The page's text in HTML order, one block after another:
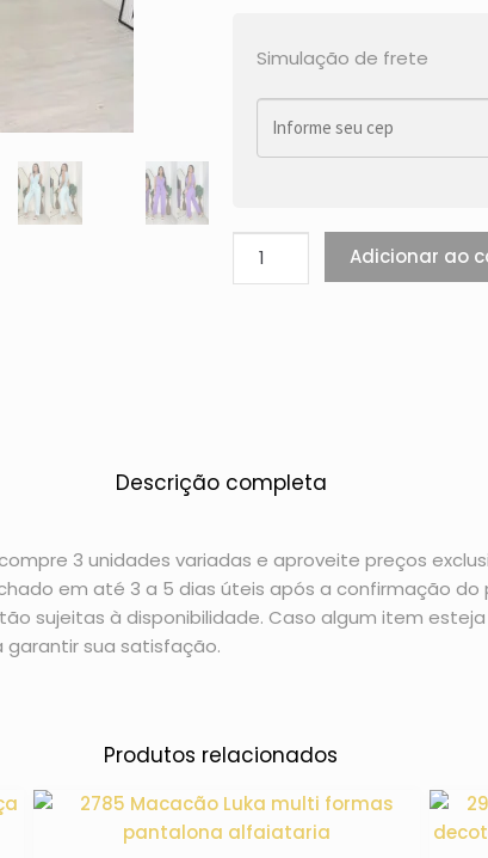
Simulação de frete
Adicionar ao
Descrição completa
3 unidades variadas e aproveite preços
em até 3 a 5 dias úteis após a confirmação do
sujeitas à disponibilidade. Caso algum item
garantir sua satisfação.
Produtos relacionados